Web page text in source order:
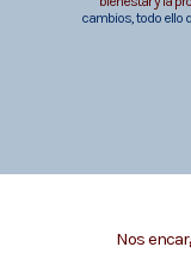
cambios, todo ello
Nos